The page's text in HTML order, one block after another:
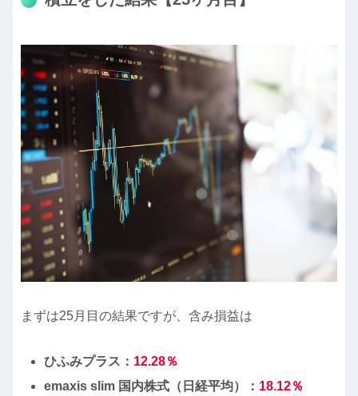
まずは25月目の結果ですが、含み損益は
ひふみプラス： 12.28％
emaxis slim 国内株式（日経平均）： 18.12％